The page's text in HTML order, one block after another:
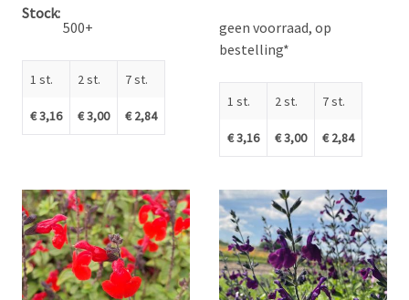
Stock
500+
1 st.
€ 3,16
2 st.
€ 3,00
7 st.
€ 2,84
geen voorraad, op
bestelling*
1 st.
€ 3,16
2 st.
€ 3,00
7 st.
€ 2,84